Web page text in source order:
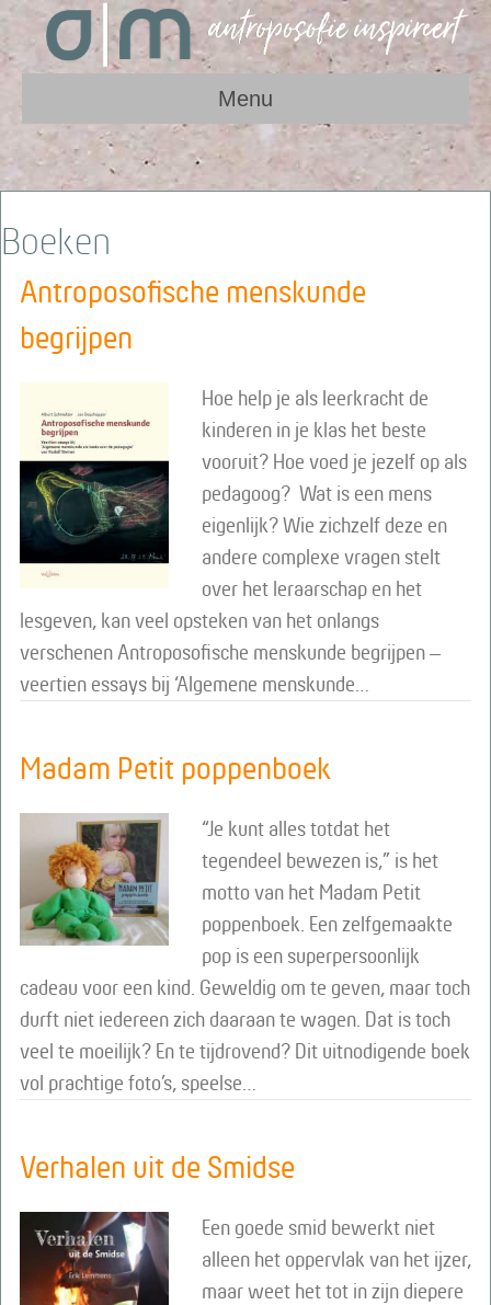
Menu
Boeken
Antroposofische menskunde
begrijpen
Hoe help je als leerkracht de
kinderen in je klas het beste
vooruit? Hoe voed je jezelf op als
pedagoog? Wat is een mens
eigenlijk? Wie zichzelf deze en
andere complexe vragen stelt
over het leraarschap en het
lesgeven, kan veel opsteken van het onlangs
verschenen Antroposofische menskunde begrijpen –
veertien essays bij ‘Algemene menskunde…
Madam Petit poppenboek
“Je kunt alles totdat het
tegendeel bewezen is,” is het
motto van het Madam Petit
poppenboek. Een zelfgemaakte
pop is een superpersoonlijk
cadeau voor een kind. Geweldig om te geven, maar toch
durft niet iedereen zich daaraan te wagen. Dat is toch
veel te moeilijk? En te tijdrovend? Dit uitnodigende boek
vol prachtige foto’s, speelse…
Verhalen uit de Smidse
Een goede smid bewerkt niet
alleen het oppervlak van het ijzer,
maar weet het tot in zijn diepere